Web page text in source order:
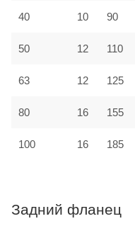
40 10 90
50 12 110
63 12 125
80 16 155
100 16 185
Задний фланец